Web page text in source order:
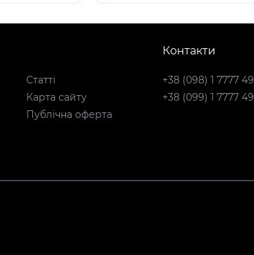
Статті
Карта сайту
Публічна оферта
Контакти
+38 (098) 1 7777 49
+38 (099) 1 7777 49